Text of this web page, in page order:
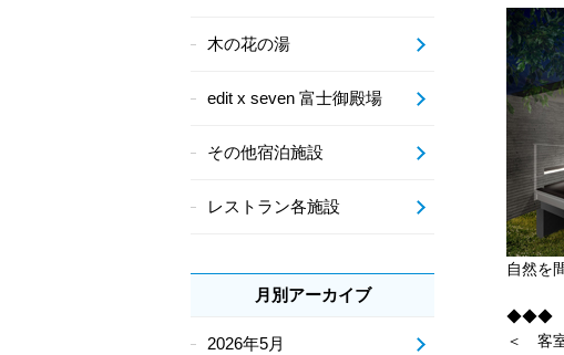
自然を
◆◆◆ 森
＜ 客
木の花の湯
edit x seven 富士御殿場
その他宿泊施設
レストラン各施設
月別アーカイブ
2026年5月